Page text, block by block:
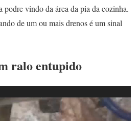
podre vindo da área da pia da cozinha.
de um ou mais drenos é um sinal
ralo entupido